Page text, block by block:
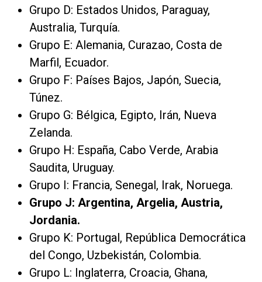
Grupo D: Estados Unidos, Paraguay,
Australia, Turquía.
Grupo E: Alemania, Curazao, Costa de
Marfil, Ecuador.
Grupo F: Países Bajos, Japón, Suecia,
Túnez.
Grupo G: Bélgica, Egipto, Irán, Nueva
Zelanda.
Grupo H: España, Cabo Verde, Arabia
Saudita, Uruguay.
Grupo I: Francia, Senegal, Irak, Noruega.
Grupo J: Argentina, Argelia, Austria,
Jordania.
Grupo K: Portugal, República Democrática
del Congo, Uzbekistán, Colombia.
Grupo L: Inglaterra, Croacia, Ghana,